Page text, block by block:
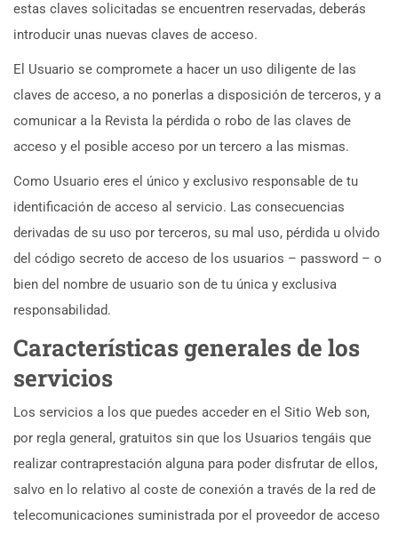
estas claves solicitadas se encuentren reservadas, deberás
introducir unas nuevas claves de acceso.
El Usuario se compromete a hacer un uso diligente de las
claves de acceso, a no ponerlas a disposición de terceros, y a
comunicar a la Revista la pérdida o robo de las claves de
acceso y el posible acceso por un tercero a las mismas.
Como Usuario eres el único y exclusivo responsable de tu
identificación de acceso al servicio. Las consecuencias
derivadas de su uso por terceros, su mal uso, pérdida u olvido
del código secreto de acceso de los usuarios – password – o
bien del nombre de usuario son de tu única y exclusiva
responsabilidad.
Características generales de los
servicios
Los servicios a los que puedes acceder en el Sitio Web son,
por regla general, gratuitos sin que los Usuarios tengáis que
realizar contraprestación alguna para poder disfrutar de ellos,
salvo en lo relativo al coste de conexión a través de la red de
telecomunicaciones suministrada por el proveedor de acceso